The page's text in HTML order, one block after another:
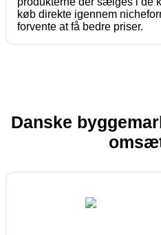
køb direkte igennem
forvente at få bedre priser.
Danske